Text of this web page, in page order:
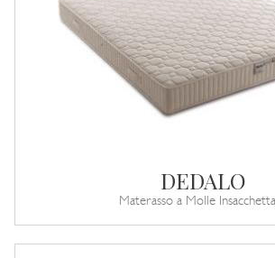
DEDALO
Materasso a Molle